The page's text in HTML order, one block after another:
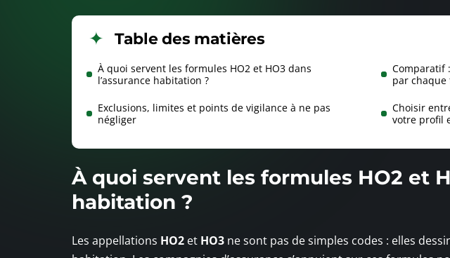
Table des matières
À quoi servent les formules HO2 et HO3 dans
l’assurance habitation ?
Comparatif
par chaque
Exclusions, limites et points de vigilance à ne pas
négliger
Choisir
votre profil
À quoi servent les formules HO2 et
habitation ?
Les appellations HO2 et HO3 ne sont pas de simples codes : elles